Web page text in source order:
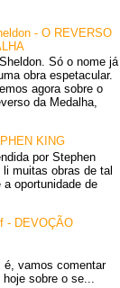
- O REVERSO
Só o nome já
obra espetacular.
agora sobre o
da Medalha,
KING
por Stephen
muitas obras de tal
oportunidade de
- DEVOÇÃO
comentar
hoje sobre o se...